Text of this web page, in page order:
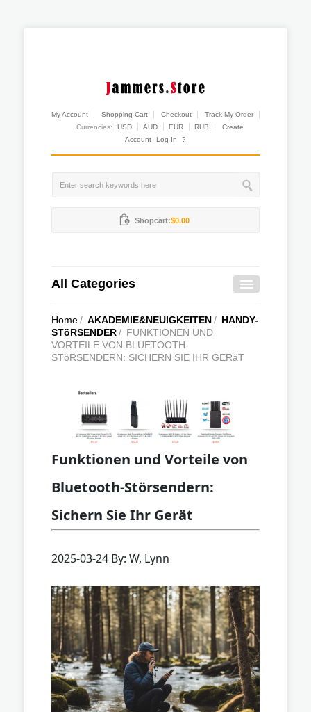
My Account Shopping Cart Checkout
Track My Order
Currencies:
USD AUD EUR RUB
Create
Account
Log In ?
Shopcart:$0.00
All Categories
Home/ AKADEMIE&NEUIGKEITEN/ HANDY-
STöRSENDER/ FUNKTIONEN UND
VORTEILE VON BLUETOOTH-
STöRSENDERN: SICHERN SIE IHR GERäT
Funktionen und Vorteile von
Bluetooth-Störsendern:
Sichern Sie Ihr Gerät
2025-03-24 By: W, Lynn